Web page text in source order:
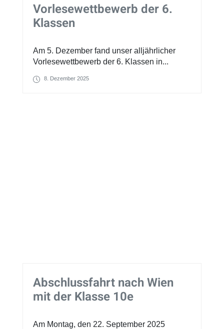
Vorlesewettbewerb der 6.
Klassen
Am 5. Dezember fand unser alljährlicher
Vorlesewettbewerb der 6. Klassen in...
8. Dezember 2025
Abschlussfahrt nach Wien
mit der Klasse 10e
Am Montag, den 22. September 2025